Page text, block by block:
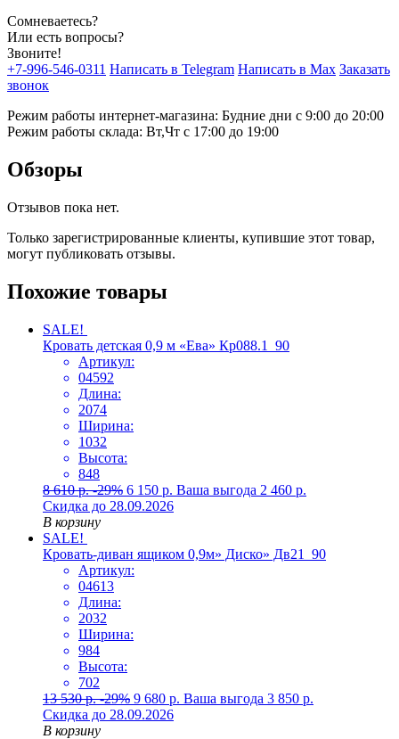
Сомневаетесь?
Или есть вопросы?
Звоните!
+7-996-546-0311 Написать в Telegram Написать в Max Заказать
звонок
Режим работы интернет-магазина: Будние дни с 9:00 до 20:00
Режим работы склада: Вт,Чт с 17:00 до 19:00
Обзоры
Отзывов пока нет.
Только зарегистрированные клиенты, купившие этот товар,
могут публиковать отзывы.
Похожие товары
SALE!
Кровать детская 0,9 м «Ева» Кр088.1_90
Артикул:
04592
Длина:
2074
Ширина:
1032
Высота:
848
8 610р. -29% 6 150 р. Ваша выгода 2 460 р.
Скидка до 28.09.2026
В корзину
SALE!
Кровать-диван ящиком 0,9м» Диско» Дв21_90
Артикул:
04613
Длина:
2032
Ширина:
984
Высота:
702
13 530р. -29% 9 680 р. Ваша выгода 3 850 р.
Скидка до 28.09.2026
В корзину